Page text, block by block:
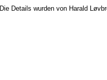
Die Details wurden von Harald